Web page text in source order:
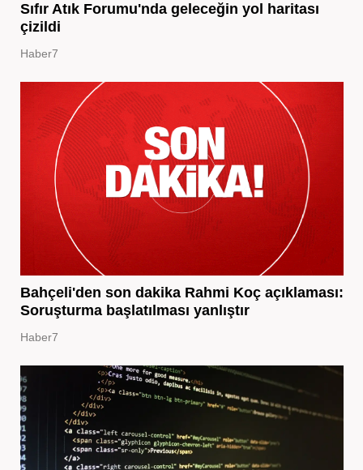
Sıfır Atık Forumu'nda geleceğin yol haritası
çizildi
Haber7
Bahçeli'den son dakika Rahmi Koç açıklaması:
Soruşturma başlatılması yanlıştır
Haber7